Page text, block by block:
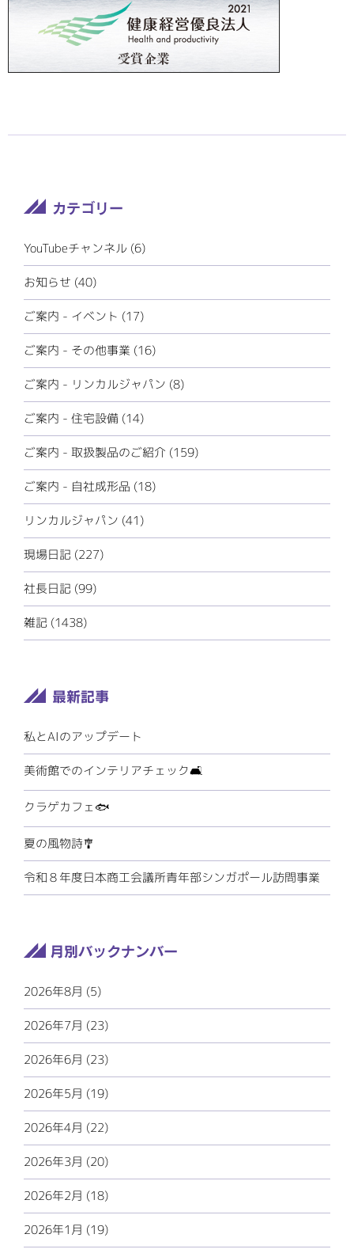
YouTubeチャンネル (6)
お知らせ (40)
ご案内 - イベント (17)
ご案内 - その他事業 (16)
ご案内 - リンカルジャパン (8)
ご案内 - 住宅設備 (14)
ご案内 - 取扱製品のご紹介 (159)
ご案内 - 自社成形品 (18)
リンカルジャパン (41)
現場日記 (227)
社長日記 (99)
雑記 (1438)
私とAIのアップデート
美術館でのインテリアチェック🛋️
クラゲカフェ🐟
夏の風物詩🎐
令和８年度日本商工会議所青年部シンガポール訪問事業
2026年8月 (5)
2026年7月 (23)
2026年6月 (23)
2026年5月 (19)
2026年4月 (22)
2026年3月 (20)
2026年2月 (18)
2026年1月 (19)